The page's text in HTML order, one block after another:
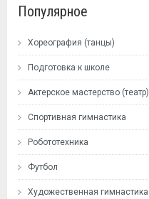
Популярное
Хореография (танцы)
Подготовка к школе
Актерское мастерство (театр)
Спортивная гимнастика
Робототехника
Футбол
Художественная гимнастика